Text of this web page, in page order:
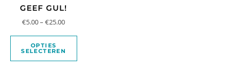
GEEF GUL!
€5.00–€25.00
OPTIES
SELECTEREN